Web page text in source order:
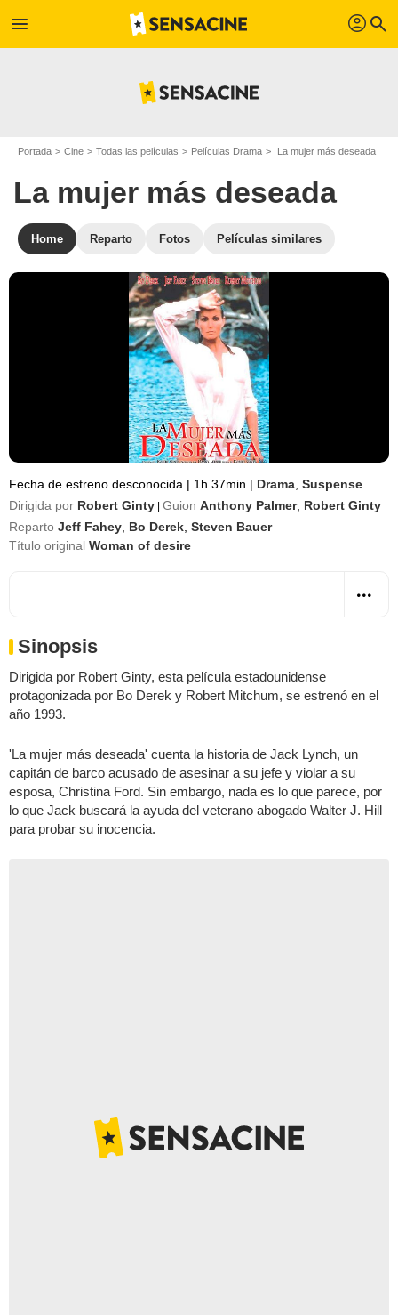
menu profil search
Portada Cine Todas las películas Películas Drama La mujer más deseada
La mujer más deseada
Home Reparto Fotos Películas similares
Fecha de estreno desconocida | 1h 37min | Drama Suspense
Dirigida por Robert Ginty Guion Anthony Palmer, Robert Ginty
Reparto Jeff Fahey Bo Derek Steven Bauer
Título original Woman of desire
Sinopsis
Dirigida por Robert Ginty, esta película estadounidense
protagonizada por Bo Derek y Robert Mitchum, se estrenó en el
año 1993.
'La mujer más deseada' cuenta la historia de Jack Lynch, un
capitán de barco acusado de asesinar a su jefe y violar a su
esposa, Christina Ford. Sin embargo, nada es lo que parece, por
lo que Jack buscará la ayuda del veterano abogado Walter J. Hill
para probar su inocencia.